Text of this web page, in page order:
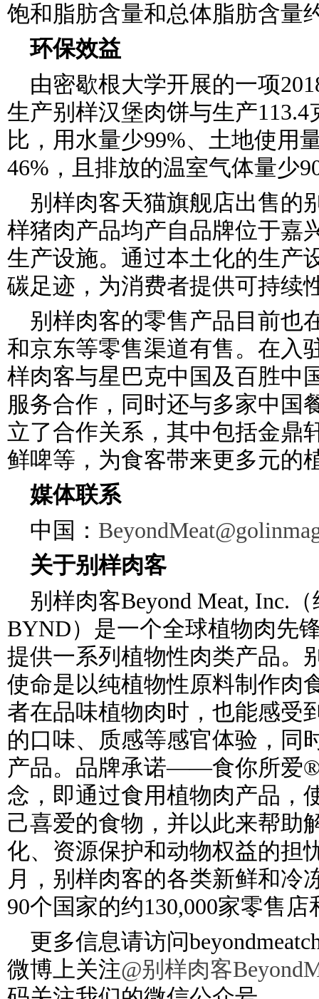
饱和脂肪含量和总体脂肪含量
环保效益
由密歇根大学开展的一项
生产别样汉堡肉饼与生产
比，用水量少99%、土地使用
46%，且排放的温室气体量少
别样肉客天猫旗舰店出售的
样猪肉产品均产自品牌位于嘉
生产设施。通过本土化的生产
碳足迹，为消费者提供可持续
别样肉客的零售产品目前也
和京东等零售渠道有售。在入
样肉客与星巴克中国及百胜中
服务合作，同时还与多家中国
立了合作关系，其中包括金鼎
鲜啤等，为食客带来更多元的
媒体联系
中国：
关于别样肉客
别样肉客Beyond Meat, Inc.
BYND）是一个全球植物肉先
提供一系列植物性肉类产品。
使命是以纯植物性原料制作肉
者在品味植物肉时，也能感受
的口味、质感等感官体验，同
产品。品牌承诺——食你所爱
念，即通过食用植物肉产品，
己喜爱的食物，并以此来帮助
化、资源保护和动物权益的担
月，别样肉客的各类新鲜和冷
90个国家的约130,000家零售
更多信息请访问
微博上关注@别样肉客